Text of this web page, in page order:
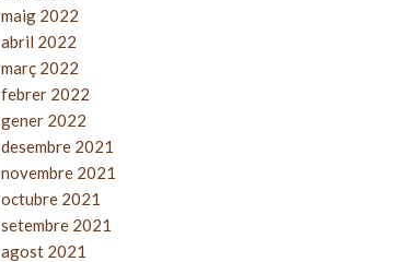
maig 2022
abril 2022
març 2022
febrer 2022
gener 2022
desembre 2021
novembre 2021
octubre 2021
setembre 2021
agost 2021